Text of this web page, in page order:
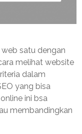
satu dengan
melihat website
dalam
yang bisa
ini bsa
membandingkan